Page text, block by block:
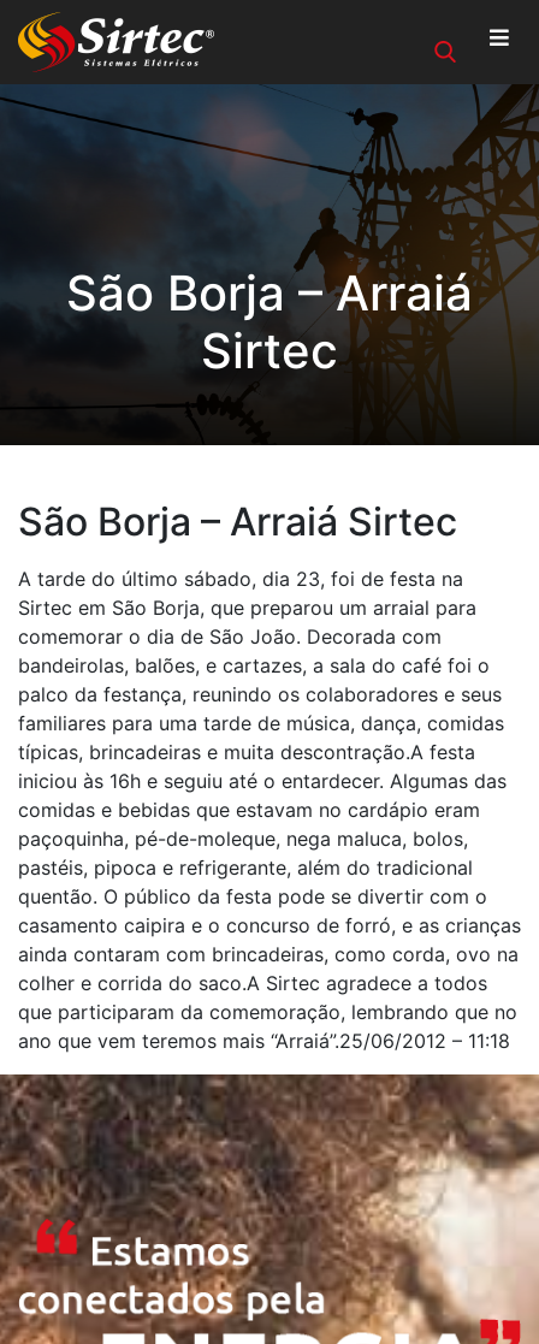
São Borja – Arraiá
Sirtec
São Borja – Arraiá Sirtec
A tarde do último sábado, dia 23, foi de festa na
Sirtec em São Borja, que preparou um arraial para
comemorar o dia de São João. Decorada com
bandeirolas, balões, e cartazes, a sala do café foi o
palco da festança, reunindo os colaboradores e seus
familiares para uma tarde de música, dança, comidas
típicas, brincadeiras e muita descontração.A festa
iniciou às 16h e seguiu até o entardecer. Algumas das
comidas e bebidas que estavam no cardápio eram
paçoquinha, pé-de-moleque, nega maluca, bolos,
pastéis, pipoca e refrigerante, além do tradicional
quentão. O público da festa pode se divertir com o
casamento caipira e o concurso de forró, e as crianças
ainda contaram com brincadeiras, como corda, ovo na
colher e corrida do saco.A Sirtec agradece a todos
que participaram da comemoração, lembrando que no
ano que vem teremos mais “Arraiá”.25/06/2012 – 11:18